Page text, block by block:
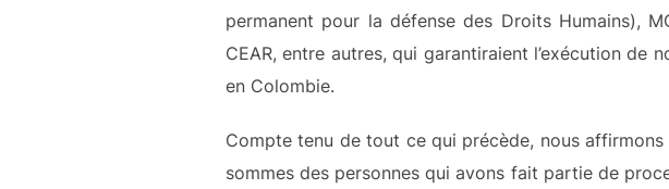
permanent pour la défense des Droits Humains),
CEAR, entre autres, qui garantiraient l’exécution
en Colombie.
Compte tenu de tout ce qui précède, nous
sommes des personnes qui avons fait partie de